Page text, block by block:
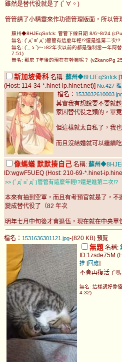
雖然是替代役就是了 (ﾟ∀。)
管管請了小精靈來作功德管理版面，所以管
蘇州◆8HJEqSnfck: 管管下線日期 8/6~8/24
無名: (ﾟдﾟ≡ﾟдﾟ)管管有這麼年輕!?還是進第二次
無名: (´_ゝ`)～♪82年次以前的都是強制當一年阿
7:51)
無名: 那麼 7年後的現在在幹嘛呢？ (vZkanoPg
新加坡骨科 名稱: 蘇州◆8HJEqSnfck
(Host: 114-34-*.hinet-ip.hinet.net)] No.427 推
檔名：
其實我有想說要不要就
家因替代役之類的，畢
但這樣就太自私了，我
而且沒結婚就可以繼續
像螞蟻 默默揍自己 名稱: 蘇州
ID:wgwF5UEQ (Host: 210-69-*.hinet-
>> (ﾟдﾟ≡ﾟдﾟ)管管有這麼年輕!?還是進第二次!?
本來有抽到空軍，而且有考預官就是了，
變成替代役了（82 年次
明年七月中旬後才會退伍，現在就在中央單
檔名： 1531636301121.jpg-(820 KB) 預覽
無題 名稱:
ID:1zsde75M
推 [回應]
不會再復活了嗎
無名: 這樣講好像
4:32)